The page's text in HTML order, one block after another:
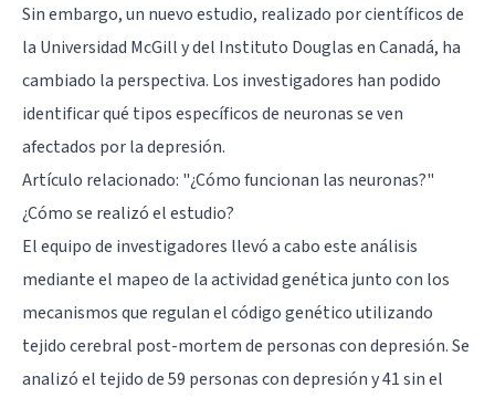
Sin embargo, un nuevo estudio, realizado por científicos de
la Universidad McGill y del Instituto Douglas en Canadá, ha
cambiado la perspectiva. Los investigadores han podido
identificar qué tipos específicos de neuronas se ven
afectados por la depresión.
Artículo relacionado: "¿Cómo funcionan las neuronas?"
¿Cómo se realizó el estudio?
El equipo de investigadores llevó a cabo este análisis
mediante el mapeo de la actividad genética junto con los
mecanismos que regulan el código genético utilizando
tejido cerebral post-mortem de personas con depresión. Se
analizó el tejido de 59 personas con depresión y 41 sin el